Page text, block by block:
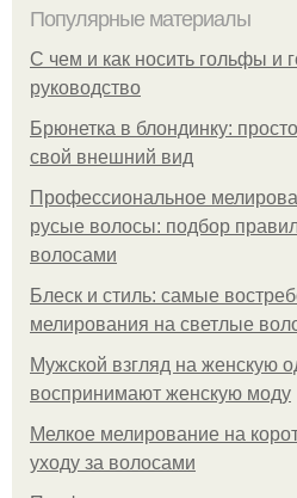
Популярные материалы
С чем и как носить гольфы и
руководство
Брюнетка в блондинку:
свой внешний вид
Профессиональное
русые волосы: подбор
волосами
Блеск и стиль: самые
мелирования на светлые
Мужской взгляд на женскую
воспринимают женскую моду
Мелкое мелирование на
уходу за волосами